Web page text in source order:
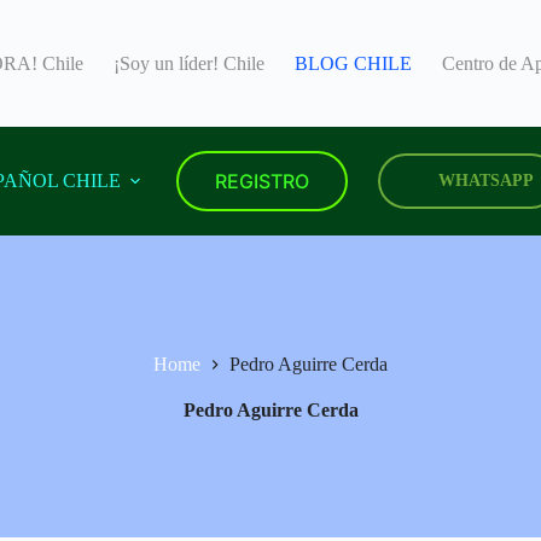
Chile ¡Soy un líder! Chile BLOG CHILE Centro de
CHILE REGISTRO WHATSAPP
Home Pedro Aguirre Cerda
Pedro Aguirre Cerda